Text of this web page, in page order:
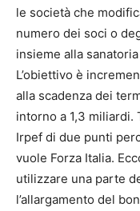
le società che
numero dei soci o
insieme alla
L’obiettivo è
alla scadenza dei
intorno a 1,3 miliardi.
Irpef di due punti
vuole Forza Italia.
utilizzare una parte
l’allargamento del